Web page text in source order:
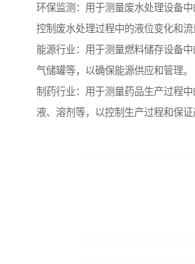
环保监测：用于测量废水处理设备
控制废水处理过程中的液位变化和流
能源行业：用于测量燃料储存设备中
气储罐等，以确保能源供应和管理。
制药行业：用于测量药品生产过程
液、溶剂等，以控制生产过程和保证